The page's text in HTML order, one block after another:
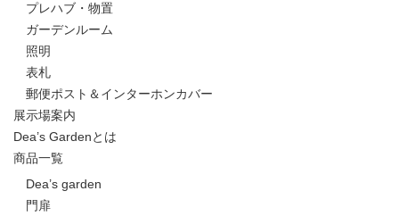
プレハブ・物置
ガーデンルーム
照明
表札
郵便ポスト＆インターホンカバー
展示場案内
Dea’s Gardenとは
商品一覧
Dea’s garden
門扉